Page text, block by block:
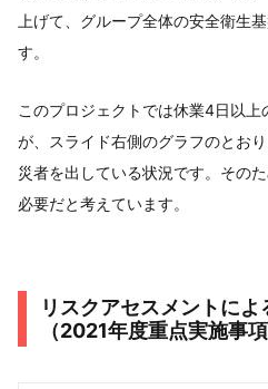
上げて、グループ全体の安全衛生
す。
このプロジェクトでは休業4日以
が、スライド右側のグラフのとお
災者を出している状況です。その
必要だと考えています。
リスクアセスメントに
（2021年度重点実施事項